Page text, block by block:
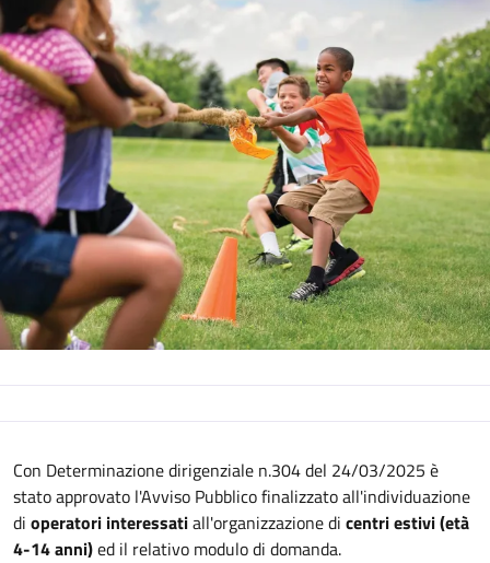
Descrizione
Con Determinazione dirigenziale n.304 del 24/03/2025 è
stato approvato l'Avviso Pubblico finalizzato all'individuazione
di operatori interessatiall'organizzazione di centri estivi (età
4-14 anni)ed il relativo modulo di domanda.